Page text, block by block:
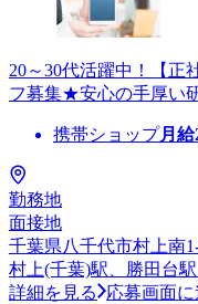
20～30代活躍中！【正
フ募集★安心の手厚い
携帯ショップ月給
勤務地
面接地
千葉県八千代市村上南
村上(千葉)駅、勝田台
詳細を見る
応募画面に